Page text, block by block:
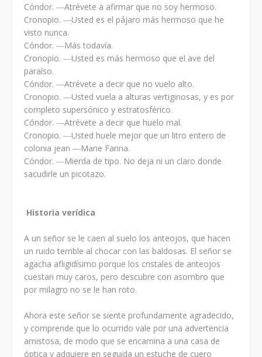
Cóndor. ―Atrévete a afirmar que no soy hermoso.
Cronopio. ―Usted es el pájaro más hermoso que he
visto nunca.
Cóndor. ―Más todavía.
Cronopio. ―Usted es más hermoso que el ave del
paraíso.
Cóndor. ―Atrévete a decir que no vuelo alto.
Cronopio. ―Usted vuela a alturas vertiginosas, y es por
completo supersónico y estratosférico.
Cóndor. ―Atrévete a decir que huelo mal.
Cronopio. ―Usted huele mejor que un litro entero de
colonia jean ―Marie Farina.
Cóndor. ―Mierda de tipo. No deja ni un claro donde
sacudirle un picotazo.
Historia verídica
A un señor se le caen al suelo los anteojos, que hacen
un ruido terrible al chocar con las baldosas. El señor se
agacha afligidísimo porque los cristales de anteojos
cuestan muy caros, pero descubre con asombro que
por milagro no se le han roto.
Ahora este señor se siente profundamente agradecido,
y comprende que lo ocurrido vale por una advertencia
amistosa, de modo que se encamina a una casa de
óptica y adquiere en seguida un estuche de cuero